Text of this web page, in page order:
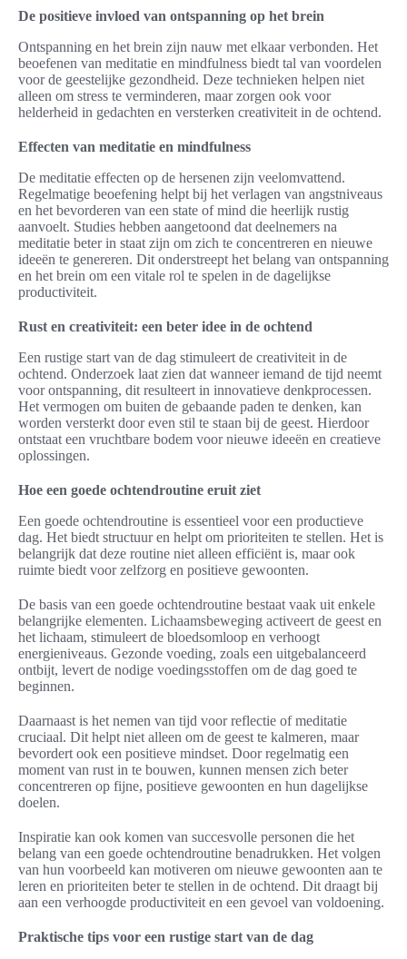
De positieve invloed van ontspanning op het brein
Ontspanning en het brein zijn nauw met elkaar verbonden. Het
beoefenen van meditatie en mindfulness biedt tal van voordelen
voor de geestelijke gezondheid. Deze technieken helpen niet
alleen om stress te verminderen, maar zorgen ook voor
helderheid in gedachten en versterken creativiteit in de ochtend.
Effecten van meditatie en mindfulness
De meditatie effecten op de hersenen zijn veelomvattend.
Regelmatige beoefening helpt bij het verlagen van angstniveaus
en het bevorderen van een state of mind die heerlijk rustig
aanvoelt. Studies hebben aangetoond dat deelnemers na
meditatie beter in staat zijn om zich te concentreren en nieuwe
ideeën te genereren. Dit onderstreept het belang van ontspanning
en het brein om een vitale rol te spelen in de dagelijkse
productiviteit.
Rust en creativiteit: een beter idee in de ochtend
Een rustige start van de dag stimuleert de creativiteit in de
ochtend. Onderzoek laat zien dat wanneer iemand de tijd neemt
voor ontspanning, dit resulteert in innovatieve denkprocessen.
Het vermogen om buiten de gebaande paden te denken, kan
worden versterkt door even stil te staan bij de geest. Hierdoor
ontstaat een vruchtbare bodem voor nieuwe ideeën en creatieve
oplossingen.
Hoe een goede ochtendroutine eruit ziet
Een goede ochtendroutine is essentieel voor een productieve
dag. Het biedt structuur en helpt om prioriteiten te stellen. Het is
belangrijk dat deze routine niet alleen efficiënt is, maar ook
ruimte biedt voor zelfzorg en positieve gewoonten.
De basis van een goede ochtendroutine bestaat vaak uit enkele
belangrijke elementen. Lichaamsbeweging activeert de geest en
het lichaam, stimuleert de bloedsomloop en verhoogt
energieniveaus. Gezonde voeding, zoals een uitgebalanceerd
ontbijt, levert de nodige voedingsstoffen om de dag goed te
beginnen.
Daarnaast is het nemen van tijd voor reflectie of meditatie
cruciaal. Dit helpt niet alleen om de geest te kalmeren, maar
bevordert ook een positieve mindset. Door regelmatig een
moment van rust in te bouwen, kunnen mensen zich beter
concentreren op fijne, positieve gewoonten en hun dagelijkse
doelen.
Inspiratie kan ook komen van succesvolle personen die het
belang van een goede ochtendroutine benadrukken. Het volgen
van hun voorbeeld kan motiveren om nieuwe gewoonten aan te
leren en prioriteiten beter te stellen in de ochtend. Dit draagt bij
aan een verhoogde productiviteit en een gevoel van voldoening.
Praktische tips voor een rustige start van de dag